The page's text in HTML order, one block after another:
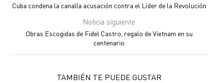
Cuba condena la canalla acusación contra el Líder de la Revolución
Noticia siguiente
Obras Escogidas de Fidel Castro, regalo de Vietnam en su
centenario
TAMBIÉN TE PUEDE GUSTAR